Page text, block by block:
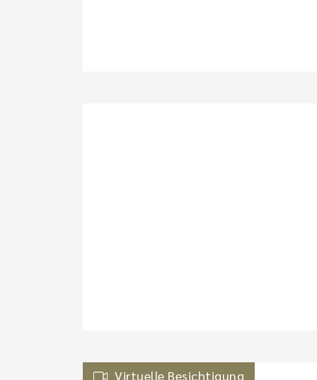
Virtuelle Besichtigung